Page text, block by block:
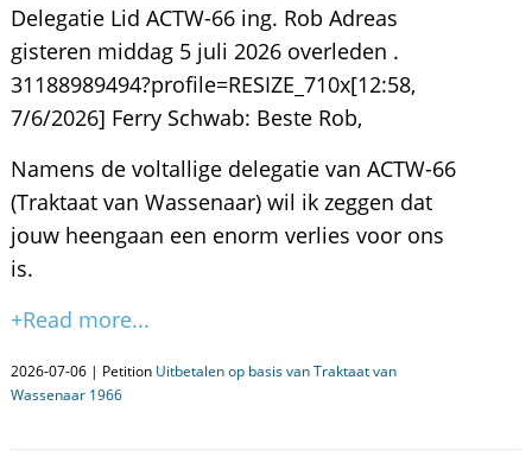
Delegatie Lid ACTW-66 ing. Rob Adreas
gisteren middag 5 juli 2026 overleden .
31188989494?profile=RESIZE_710x[12:58,
7/6/2026] Ferry Schwab: Beste Rob,
Namens de voltallige delegatie van ACTW-66
(Traktaat van Wassenaar) wil ik zeggen dat
jouw heengaan een enorm verlies voor ons
is.
+Read more...
2026-07-06 | Petition Uitbetalen op basis van Traktaat van
Wassenaar 1966